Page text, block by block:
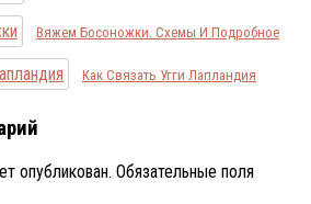
Вяжем Босоножки. Схемы И Подробное
Как Связать Угги Лапландия
опубликован. Обязательные поля